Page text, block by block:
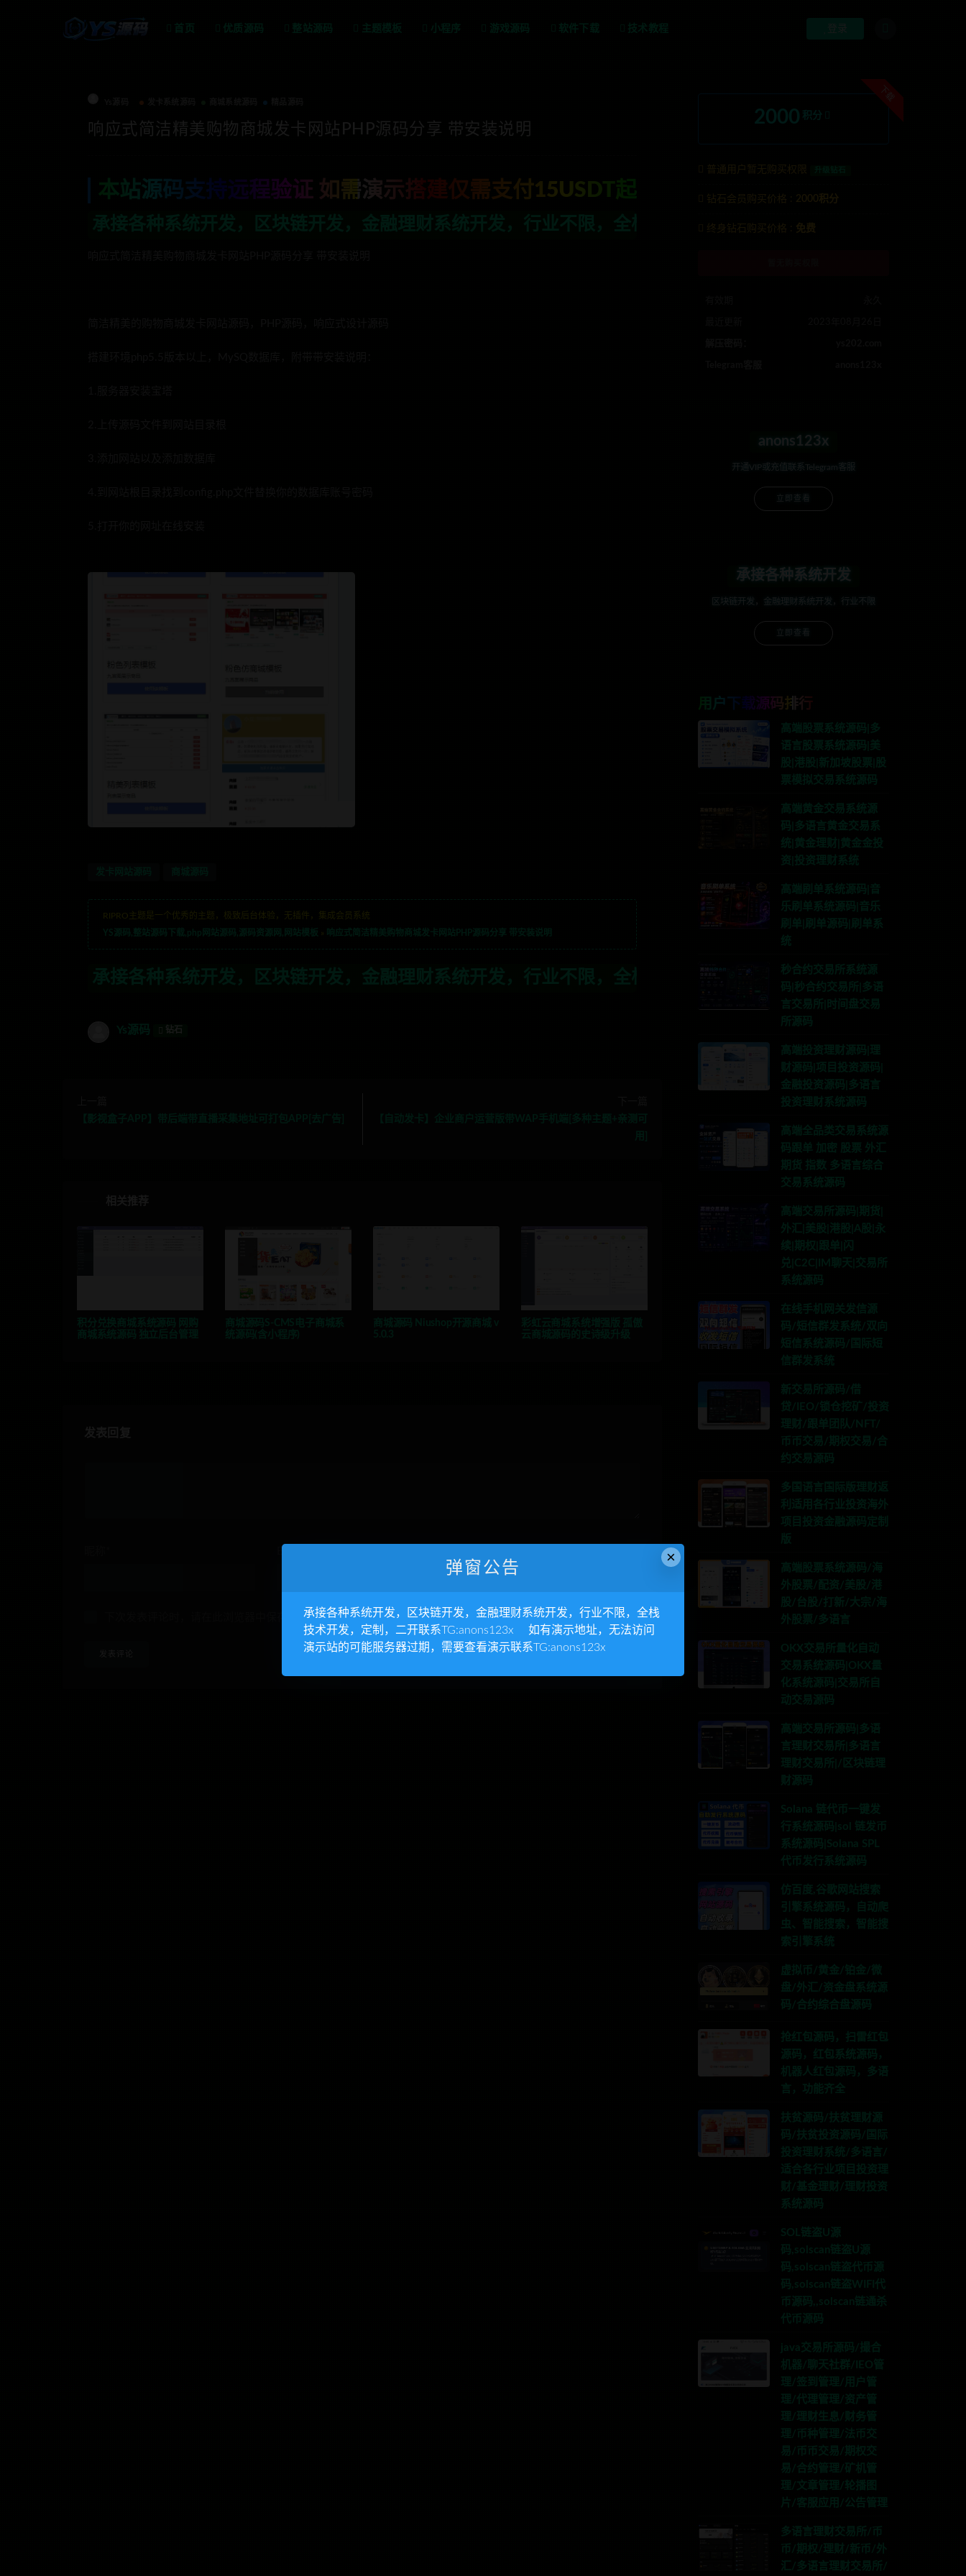
首页 优质源码 整站源码 主题模板 小程序 游戏源码 软件下载 技术教程 登录
​响应式简洁精美购物商城发卡网站PHP源码分享 带安装说明
本站源码支持远程验证 如需演示搭建仅需支付15USDT起
种系统开发，区块链开发，金融理财系统开发，行业不限，全栈技术开发，定制，二开联系TG:anons123x
RIPRO主题是一个优秀的主题，极致后台体验，无插件，集成会员系统
YS源码,整站源码下载,php网站源码,源码资源网,网站模板
​响应式简洁精美购物商城发卡网站PHP源码分享 带安装说明
种系统开发，区块链开发，金融理财系统开发，行业不限，全栈技术开发，定制，二开联系TG:anons123x
Ys源码 钻石
下次发表评论时，请在此浏览器中保存我的姓名、电子邮件和网站
下载
2000 积分
普通用户暂无购买权限
钻石会员购买价格 : 2000积分
终身钻石购买价格 : 免费
anons123x
开通VIP或充值联系Telegram客服
立即查看
承接各种系统开发
区块链开发，金融理财系统开发，行业不限
立即查看
用户下载源码排行
高端股票系统源码|多
语言股票系统源码|美
股|港股|新加坡股票|股
票模拟交易系统源码
高端黄金交易系统源
码|多语言黄金交易系
统|黄金理财|黄金金投
资|投资理财系统
高端刷单系统源码|音
乐刷单系统源码|音乐
刷单|刷单源码|刷单系
统
秒合约交易所系统源
码|秒合约交易所|多语
言交易所|时间盘交易
所源码
高端投资理财源码|理
财源码|项目投资源码|
金融投资源码|多语言
投资理财系统源码
高端全品类交易系统源
码跟单 加密 股票 外汇
期货 指数 多语言综合
交易系统源码
高端交易所源码|期货|
外汇|美股|港股|A股|永
续|期权|跟单|闪
兑|C2C|IM聊天|交易所
系统源码
在线手机网关发信源
码/短信群发系统/双向
短信系统源码/国际短
信群发系统
新交易所源码/借
贷/IEO/锁仓挖矿/投资
理财/跟单团队/NFT/
币币交易/期权交易/合
约交易源码
多国语言国际版理财返
利适用各行业投资海外
项目投资金融源码定制
版
高端股票系统源码/海
外股票/配资/美股/港
股/台股/打新/大宗/海
外股票/多语言
OKX交易所量化自动
交易系统源码|OKX量
化系统源码|交易所自
动交易源码
高端交易所源码|多语
言理财交易所|多语言
理财交易所|/区块链理
财源码
Solana 链代币一键发
行系统源码|sol 链发币
系统源码|Solana SPL
代币发行系统源码
仿百度,谷歌网站搜索
引擎系统源码，自动爬
虫、智能搜索，智能搜
索引擎系统
虚拟币/黄金/铂金/微
盘/外汇/资金盘系统源
码/合约综合盘源码
抢红包源码，扫雷红包
源码，红包系统源码，
机器人红包源码，多语
言，功能齐全
扶贫源码/扶贫理财源
码/扶贫投资源码/国际
投资理财系统/多语言/
适合各行业项目投资理
财/基金理财/理财投资
系统源码
SOL链盗U源
码,solscan链盗U源
码,solscan链盗代币源
码,solscan链盗WIFI代
币源码,,solscan链通杀
代币源码
java交易所源码/撮合
机器/聊天社群/IEO管
理/签到管理/用户管
理/代理管理/资产管
理/理财生息/财务管
理/币种管理/法币交
易/币币交易/期权交
易/合约管理/矿机管
理/文章管理/轮播图
片/客服应用/公告管理
多语言理财交易所/币
币/期权/理财/新币/外
汇/多语言理财交易所/
×
弹窗公告
承接各种系统开发，区块链开发，金融理财系统开发，行业不限，全栈
技术开发，定制，二开联系TG:anons123x 如有演示地址，无法访问
演示站的可能服务器过期，需要查看演示联系TG:anons123x